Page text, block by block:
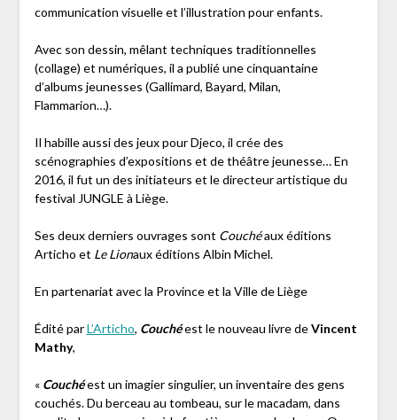
communication visuelle et l’illustration pour enfants.
Avec son dessin, mêlant techniques traditionnelles
(collage) et numériques, il a publié une cinquantaine
d’albums jeunesses (Gallimard, Bayard, Milan,
Flammarion…).
Il habille aussi des jeux pour Djeco, il crée des
scénographies d’expositions et de théâtre jeunesse… En
2016, il fut un des initiateurs et le directeur artistique du
festival JUNGLE à Liège.
Ses deux derniers ouvrages sont Couchéaux éditions
Articho et Le Lionaux éditions Albin Michel.
En partenariat avec la Province et la Ville de Liège
Édité parL’Articho, Couchéest le nouveau livre deVincent
Mathy,
« Couchéest un imagier singulier, un inventaire des gens
couchés. Du berceau au tombeau, sur le macadam, dans